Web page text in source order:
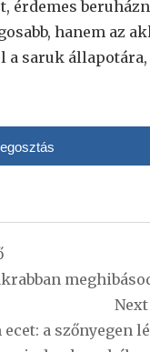
érdemes
hanem az
a saruk
Next
a